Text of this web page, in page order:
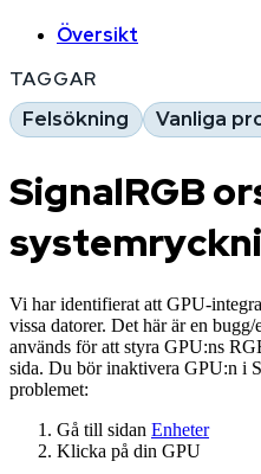
Översikt
TAGGAR
Felsökning Vanliga
SignalRGB
Vi har identifierat att GPU-
vissa datorer. Det här är en
används för att styra GPU:ns
sida. Du bör inaktivera GPU:n i
problemet:
Gå till sidan Enheter
Klicka på din GPU